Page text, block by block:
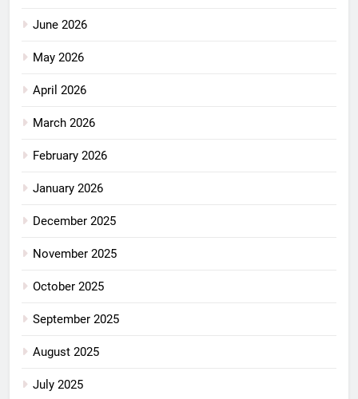
June 2026
May 2026
April 2026
March 2026
February 2026
January 2026
December 2025
November 2025
October 2025
September 2025
August 2025
July 2025